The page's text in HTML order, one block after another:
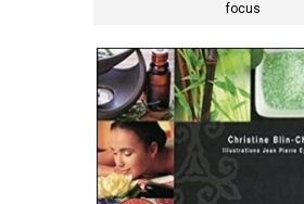
focus